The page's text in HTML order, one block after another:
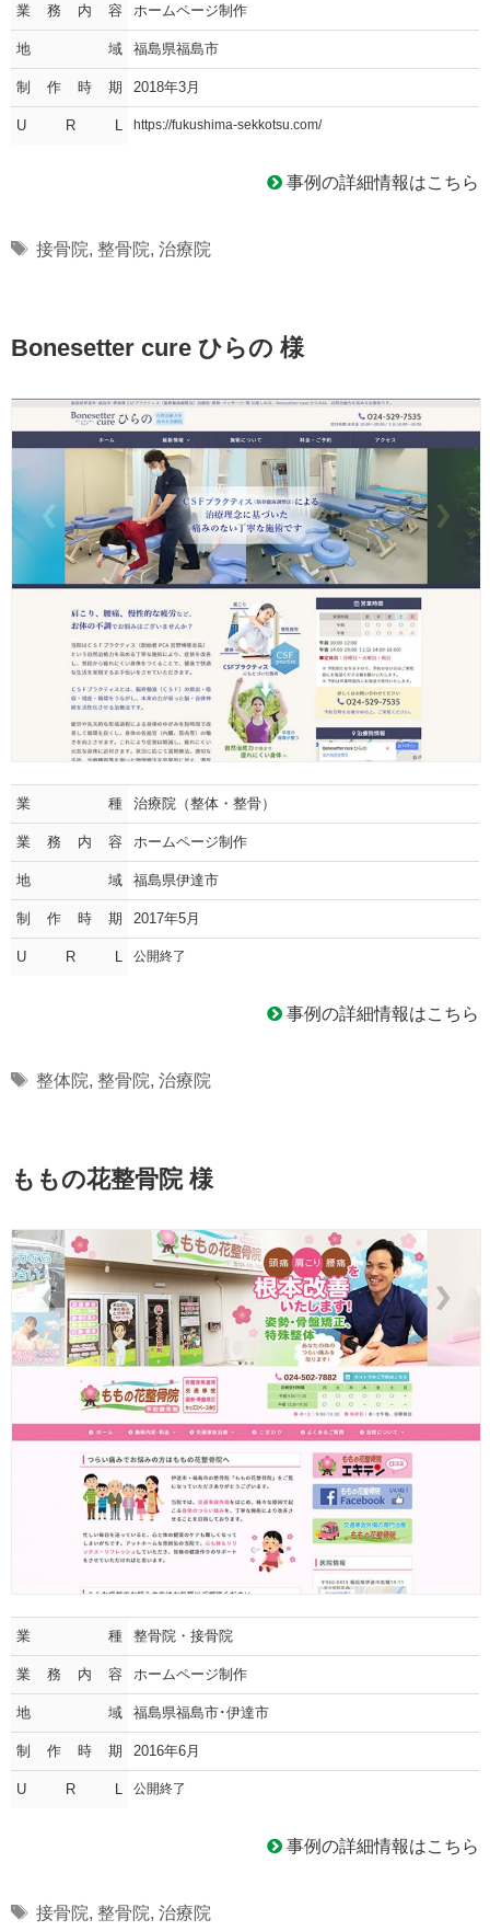
業務内容 ホームページ制作
地域 福島県福島市
制作時期 2018年3月
U R L https://fukushima-sekkotsu.com/
事例の詳細情報はこちら
Tags
接骨院, 整骨院, 治療院
Bonesetter cure ひらの 様
業種 治療院（整体・整骨）
業務内容 ホームページ制作
地域 福島県伊達市
制作時期 2017年5月
U R L 公開終了
事例の詳細情報はこちら
Tags
整体院, 整骨院, 治療院
ももの花整骨院 様
業種 整骨院・接骨院
業務内容 ホームページ制作
地域 福島県福島市･伊達市
制作時期 2016年6月
U R L 公開終了
事例の詳細情報はこちら
Tags
接骨院, 整骨院, 治療院